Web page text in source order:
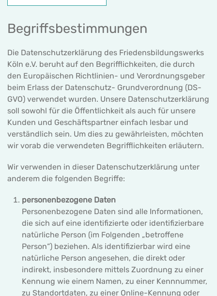
Begriffsbestimmungen
Die Datenschutzerklärung des Friedensbildungswerks
Köln e.V. beruht auf den Begrifflichkeiten, die durch
den Europäischen Richtlinien- und Verordnungsgeber
beim Erlass der Datenschutz- Grundverordnung (DS-
GVO) verwendet wurden. Unsere Datenschutzerklärung
soll sowohl für die Öffentlichkeit als auch für unsere
Kunden und Geschäftspartner einfach lesbar und
verständlich sein. Um dies zu gewährleisten, möchten
wir vorab die verwendeten Begrifflichkeiten erläutern.
Wir verwenden in dieser Datenschutzerklärung unter
anderem die folgenden Begriffe:
personenbezogene Daten
Personenbezogene Daten sind alle Informationen,
die sich auf eine identifizierte oder identifizierbare
natürliche Person (im Folgenden „betroffene
Person“) beziehen. Als identifizierbar wird eine
natürliche Person angesehen, die direkt oder
indirekt, insbesondere mittels Zuordnung zu einer
Kennung wie einem Namen, zu einer Kennnummer,
zu Standortdaten, zu einer Online-Kennung oder